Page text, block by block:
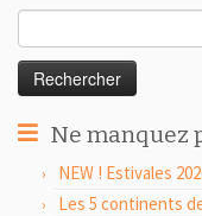
Ne manquez
NEW ! Estivales
Les 5 continents